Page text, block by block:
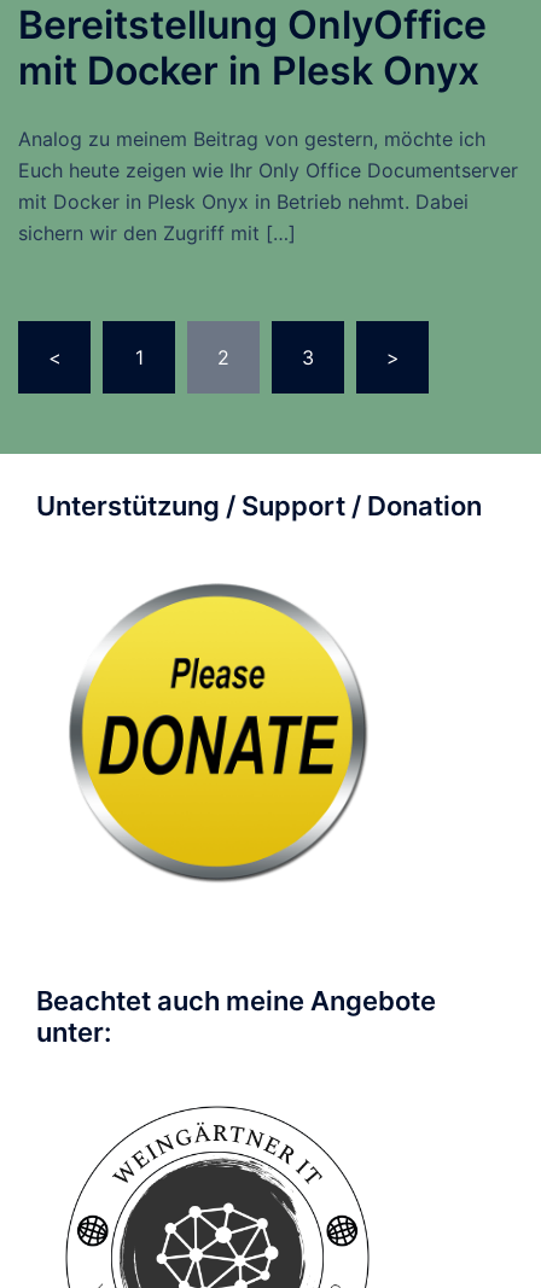
Bereitstellung OnlyOffice
mit Docker in Plesk Onyx
Analog zu meinem Beitrag von gestern, möchte ich
Euch heute zeigen wie Ihr Only Office Documentserver
mit Docker in Plesk Onyx in Betrieb nehmt. Dabei
sichern wir den Zugriff mit […]
der
Beiträge
< 1 2 3 >
Unterstützung / Support / Donation
Beachtet auch meine Angebote
unter: